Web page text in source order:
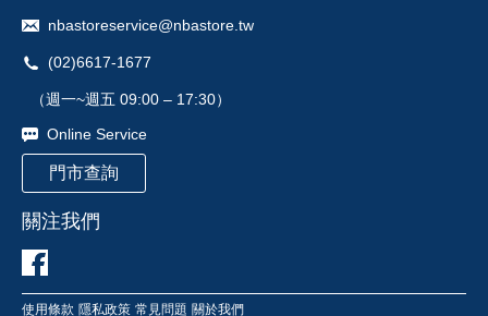
nbastoreservice@nbastore.tw
(02)6617-1677
（週一~週五 09:00 – 17:30）
Online Service
門市查詢
關注我們
使用條款 隱私政策 常見問題 關於我們